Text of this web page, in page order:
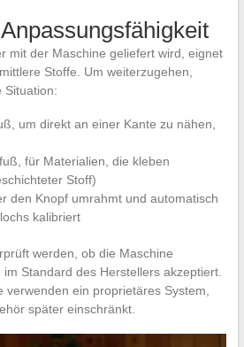
mit der Maschine geliefert wird, eignet
Stoffe. Um weiterzugehen,
Situation:
um direkt an einer Kante zu nähen,
für Materialien, die kleben
Stoff)
den Knopf umrahmt und automatisch
kalibriert
werden, ob die Maschine
Standard des Herstellers akzeptiert.
verwenden ein proprietäres System,
später einschränkt.